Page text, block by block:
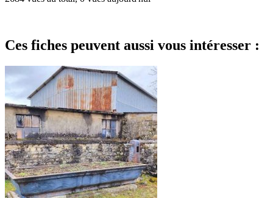
Ces fiches peuvent aussi vous intéresser :